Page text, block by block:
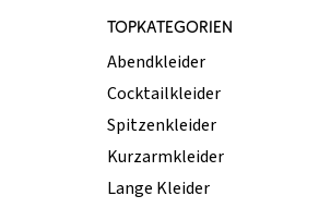
TOPKATEGORIEN
Abendkleider
Cocktailkleider
Spitzenkleider
Kurzarmkleider
Lange Kleider